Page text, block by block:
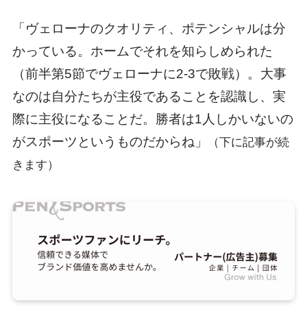
「ヴェローナのクオリティ、ポテンシャルは分
かっている。ホームでそれを知らしめられた
（前半第5節でヴェローナに2‐3で敗戦）。大事
なのは自分たちが主役であることを認識し、実
際に主役になることだ。勝者は1人しかいないの
がスポーツというものだからね」
（下に記事が続
きます）